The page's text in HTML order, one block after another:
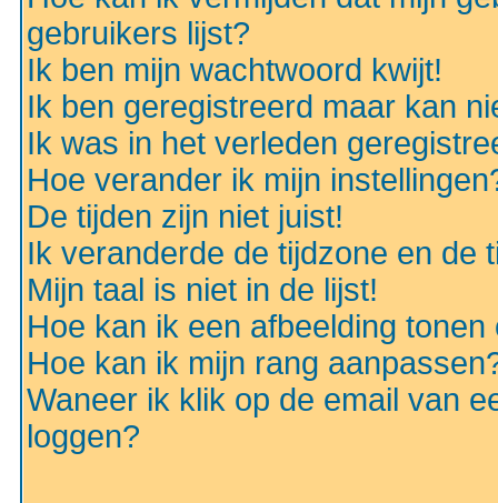
gebruikers lijst?
Ik ben mijn wachtwoord kwijt!
Ik ben geregistreerd maar kan
Ik was in het verleden
Hoe verander ik mijn
De tijden zijn niet juist!
Ik veranderde de tijdzone en de
Mijn taal is niet in de lijst!
Hoe kan ik een afbeelding
Hoe kan ik mijn rang
Waneer ik klik op de email van
loggen?